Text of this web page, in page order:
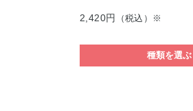
2,420円 （税込）※
種類を選ぶ